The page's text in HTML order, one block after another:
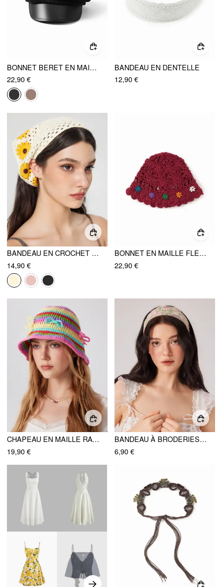
BONNET BERET EN MAILLE
22,90 €
BANDEAU EN DENTELLE
12,90 €
BANDEAU EN CROCHET FLORAL
14,90 €
BONNET EN MAILLE FLEURI
22,90 €
CHAPEAU EN MAILLE RAYÉ ARC-EN-CIEL AVEC NŒUD PAPILLON
19,90 €
BANDEAU À BRODERIES FLORALES
6,90 €